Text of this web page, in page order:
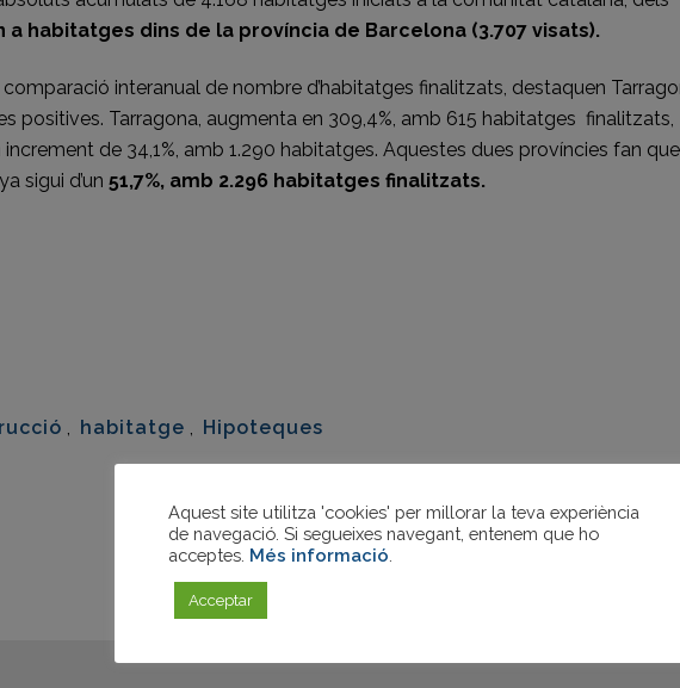
a habitatges dins de la província de Barcelona (3.707 visats).
comparació interanual de nombre d’habitatges finalitzats, destaquen
positives. Tarragona, augmenta en 309,4%, amb 615 habitatges finalitzats,
de 34,1%, amb 1.290 habitatges. Aquestes dues províncies fan que
sigui d’un 51,7%, amb 2.296 habitatges finalitzats.
, habitatge , Hipoteques
Aquest site utilitza 'cookies' per millorar la teva experiència
de navegació. Si segueixes navegant, entenem que ho
acceptes. Més informació
Acceptar